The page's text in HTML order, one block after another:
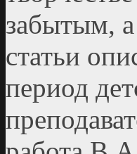
забытым,
статьи
период